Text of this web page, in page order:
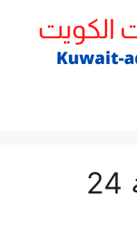
بنشر الرميثية 24